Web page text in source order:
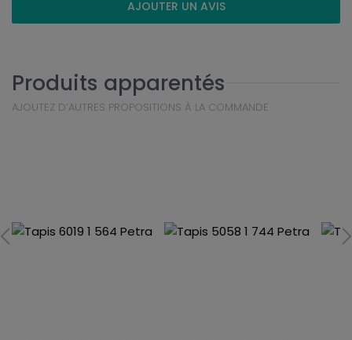
AJOUTER UN AVIS
Produits apparentés
AJOUTEZ D’AUTRES PROPOSITIONS À LA COMMANDE